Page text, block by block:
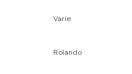
Varie
Rolando